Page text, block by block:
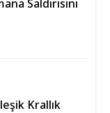
Saldırısını
Krallık